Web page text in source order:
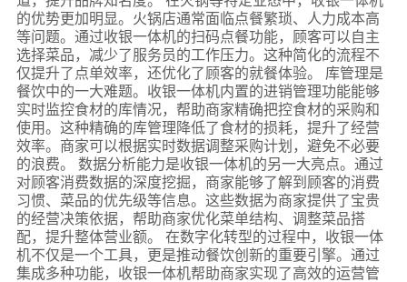
的优势更加明显。火锅店通常面临点餐繁琐、人力成本高
等问题。通过收银一体机的扫码点餐功能，顾客可以自主
选择菜品，减少了服务员的工作压力。这种简化的流程不
仅提升了点单效率，还优化了顾客的就餐体验。 库管理是
餐饮中的一大难题。收银一体机内置的进销管理功能能够
实时监控食材的库情况，帮助商家精确把控食材的采购和
使用。这种精确的库管理降低了食材的损耗，提升了经营
效率。商家可以根据实时数据调整采购计划，避免不必要
的浪费。 数据分析能力是收银一体机的另一大亮点。通过
对顾客消费数据的深度挖掘，商家能够了解到顾客的消费
习惯、菜品的优先级等信息。这些数据为商家提供了宝贵
的经营决策依据，帮助商家优化菜单结构、调整菜品搭
配，提升整体营业额。 在数字化转型的过程中，收银一体
机不仅是一个工具，更是推动餐饮创新的重要引擎。通过
集成多种功能，收银一体机帮助商家实现了高效的运营管